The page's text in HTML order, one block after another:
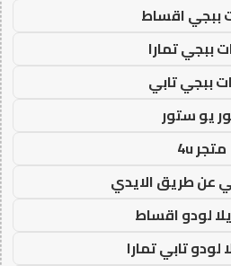
ببجي اقساط
ببجي تمارا
ببجي تابي
يو ستور
متجر 4u
عن طريق الايدي
لودو اقساط
تابي تمارا